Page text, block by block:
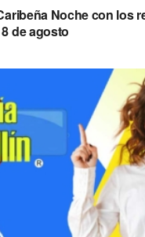
Noche con los
de agosto